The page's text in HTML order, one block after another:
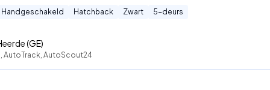
Handgeschakeld Hatchback Zwart 5-deurs
(GE)
AutoTrack, AutoScout24